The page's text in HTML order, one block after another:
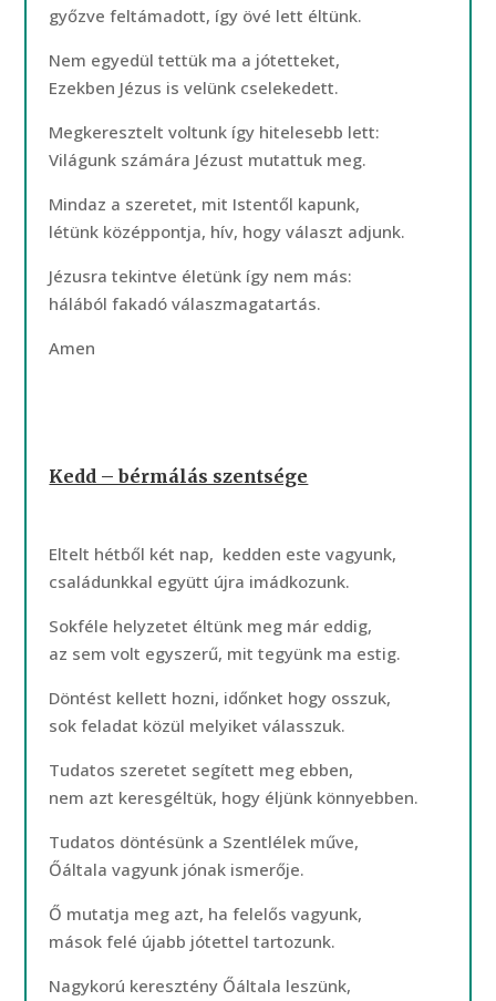
győzve feltámadott, így övé lett éltünk.
Nem egyedül tettük ma a jótetteket,
Ezekben Jézus is velünk cselekedett.
Megkeresztelt voltunk így hitelesebb lett:
Világunk számára Jézust mutattuk meg.
Mindaz a szeretet, mit Istentől kapunk,
létünk középpontja, hív, hogy választ adjunk.
Jézusra tekintve életünk így nem más:
hálából fakadó válaszmagatartás.
Amen
Kedd – bérmálás szentsége
Eltelt hétből két nap, kedden este vagyunk,
családunkkal együtt újra imádkozunk.
Sokféle helyzetet éltünk meg már eddig,
az sem volt egyszerű, mit tegyünk ma estig.
Döntést kellett hozni, időnket hogy osszuk,
sok feladat közül melyiket válasszuk.
Tudatos szeretet segített meg ebben,
nem azt keresgéltük, hogy éljünk könnyebben.
Tudatos döntésünk a Szentlélek műve,
Őáltala vagyunk jónak ismerője.
Ő mutatja meg azt, ha felelős vagyunk,
mások felé újabb jótettel tartozunk.
Nagykorú keresztény Őáltala leszünk,